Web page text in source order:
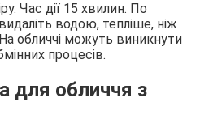
Час дії 15 хвилин. По
водою, тепліше, ніж
обличчі можуть виникнути
процесів.
для обличчя з